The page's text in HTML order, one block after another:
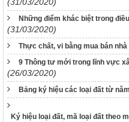
Những điểm khác biệt trong
(31/03/2020)
Thực chất, vi bằng mua bán nhà
9 Thông tư mới trong lĩnh vực
(26/03/2020)
Bảng ký hiệu các loại đất từ
Ký hiệu loại đất, mã loại đất theo